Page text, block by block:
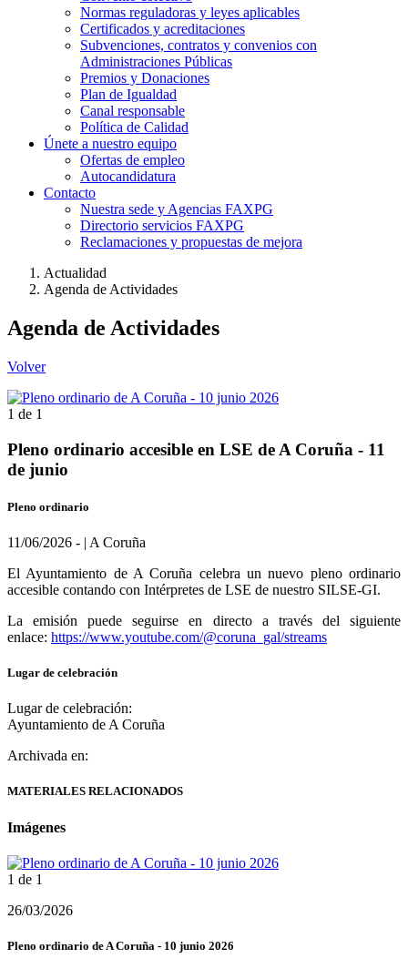
Normas reguladoras y leyes aplicables
Certificados y acreditaciones
Subvenciones, contratos y convenios con
Administraciones Públicas
Premios y Donaciones
Plan de Igualdad
Canal responsable
Política de Calidad
Únete a nuestro equipo
Ofertas de empleo
Autocandidatura
Contacto
Nuestra sede y Agencias FAXPG
Directorio servicios FAXPG
Reclamaciones y propuestas de mejora
Actualidad
Agenda de Actividades
Agenda de Actividades
Volver
1 de 1
Pleno ordinario accesible en LSE de A Coruña - 11
de junio
Pleno ordinario
11/06/2026 - | A Coruña
El Ayuntamiento de A Coruña celebra un nuevo pleno ordinario
accesible contando con Intérpretes de LSE de nuestro SILSE-GI.
La emisión puede seguirse en directo a través del siguiente
enlace: https://www.youtube.com/@coruna_gal/streams
Lugar de celebración
Lugar de celebración:
Ayuntamiento de A Coruña
Archivada en:
MATERIALES RELACIONADOS
Imágenes
1 de 1
26/03/2026
Pleno ordinario de A Coruña - 10 junio 2026